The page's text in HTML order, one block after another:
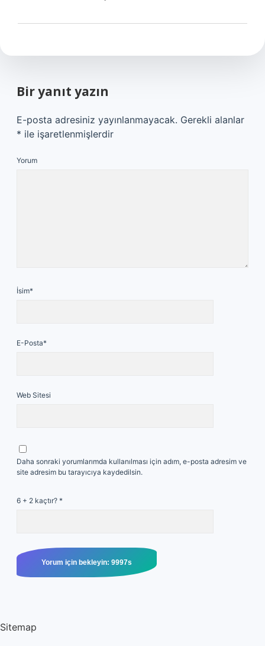
Bir yanıt yazın
E-posta adresiniz yayınlanmayacak. Gerekli alanlar
* ile işaretlenmişlerdir
Yorum
İsim*
E-Posta*
Web Sitesi
Daha sonraki yorumlarımda kullanılması için adım, e-posta adresim ve
site adresim bu tarayıcıya kaydedilsin.
6 + 2 kaçtır? *
Sitemap